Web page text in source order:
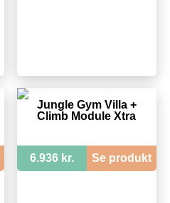
Jungle Gym Villa +
Climb Module Xtra
6.936 kr. Se produkt